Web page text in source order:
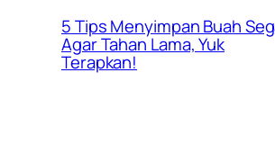
5 Tips Menyimpan Buah
Agar Tahan Lama, Yuk
Terapkan!